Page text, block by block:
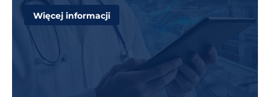
Więcej informacji